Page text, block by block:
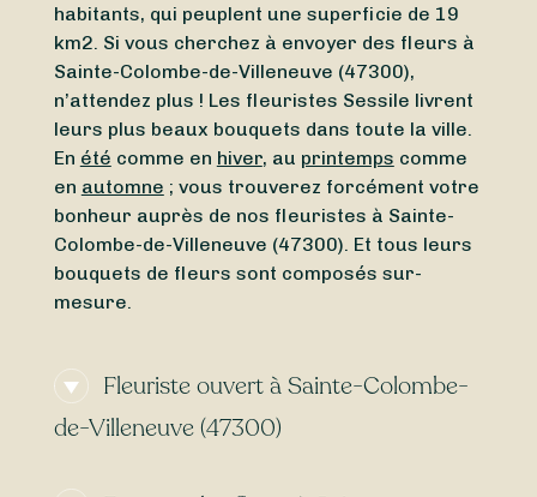
habitants, qui peuplent une superficie de 19
km2. Si vous cherchez à envoyer des fleurs à
Sainte-Colombe-de-Villeneuve (47300),
n’attendez plus ! Les fleuristes Sessile livrent
leurs plus beaux bouquets dans toute la ville.
En été comme en hiver, au printemps comme
en automne ; vous trouverez forcément votre
bonheur auprès de nos fleuristes à Sainte-
Colombe-de-Villeneuve (47300). Et tous leurs
bouquets de fleurs sont composés sur-
mesure.
Fleuriste ouvert à Sainte-Colombe-
de-Villeneuve (47300)